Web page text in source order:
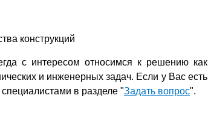
конструкций
с интересом относимся к решению как
и инженерных задач. Если у Вас есть
в разделе "Задать вопрос".